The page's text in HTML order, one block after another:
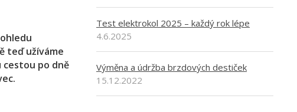
teď užíváme
cestou po dně
Test elektrokol 2025 – každý rok lépe
4.6.2025
Výměna a údržba brzdových destiček
15.12.2022